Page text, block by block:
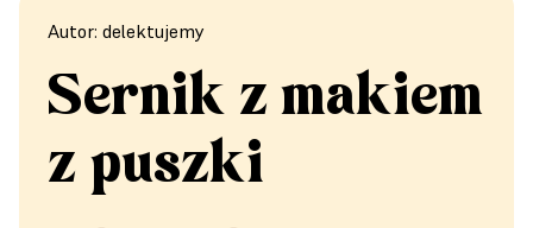
Autor: delektujemy
Sernik z makiem
z puszki